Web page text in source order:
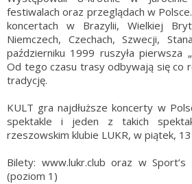
festiwalach oraz przeglądach w
koncertach w Brazylii, Wielkiej
Niemczech, Czechach, Szwecji,
październiku 1999 ruszyła pierwsza
Od tego czasu trasy odbywają się co
tradycję.
KULT gra najdłuższe koncerty w
spektakle i jeden z takich
rzeszowskim klubie LUKR, w piątek,
Bilety: www.lukr.club oraz w
(poziom 1)